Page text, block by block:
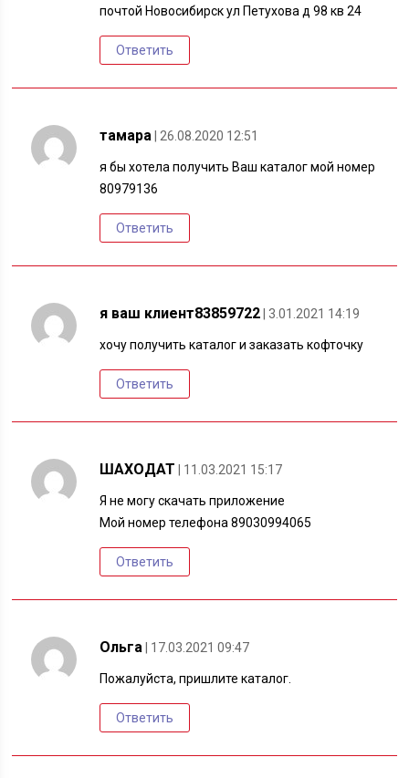
почтой Новосибирск ул Петухова д 98 кв 24
Ответить
тамара | 26.08.2020 12:51
я бы хотела получить Ваш каталог мой номер
80979136
Ответить
я ваш клиент83859722 | 3.01.2021 14:19
хочу получить каталог и заказать кофточку
Ответить
ШАХОДАТ | 11.03.2021 15:17
Я не могу скачать приложение
Мой номер телефона 89030994065
Ответить
Ольга | 17.03.2021 09:47
Пожалуйста, пришлите каталог.
Ответить